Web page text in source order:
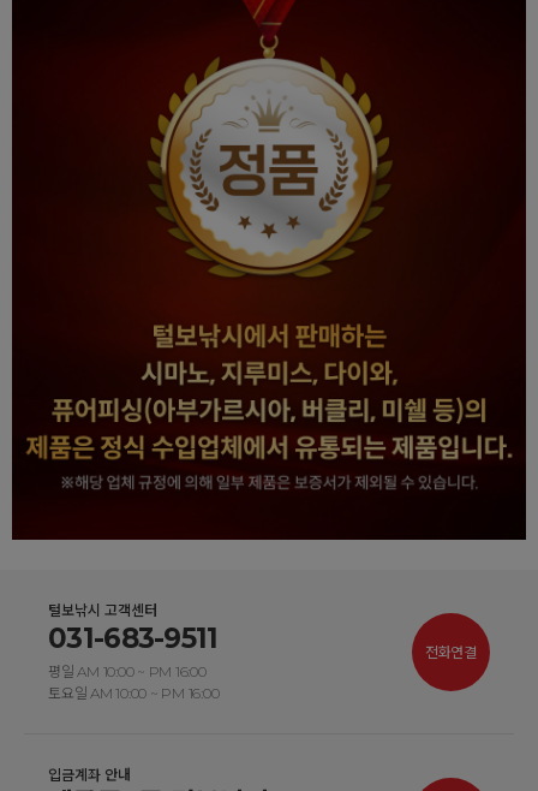
털보낚시 고객센터
031-683-9511
평일 AM 10:00 ~ PM 16:00
토요일 AM 10:00 ~ PM 16:00
전화연결
입금계좌 안내